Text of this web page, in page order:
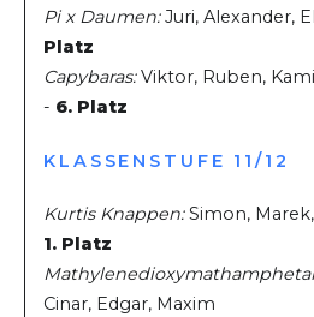
Pi x Daumen:Juri, Alexander,
Platz
Capybaras:Viktor, Ruben,
- 6. Platz
KLASSENSTUFE 11/12
Kurtis Knappen:Simon,
1. Platz
Cinar, Edgar, Maxim